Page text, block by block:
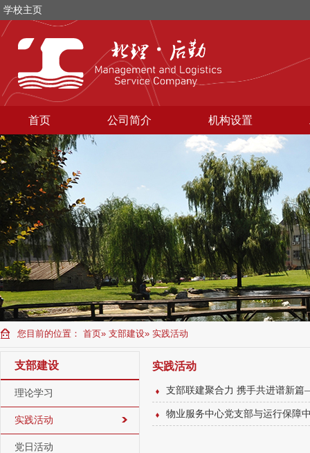
学校主页
首页 公司简介 机构设置
您目前的位置： 首页» 支部建设» 实践活动
支部建设
理论学习
实践活动
党日活动
实践活动
支部联建聚合力 携手共进谱新
物业服务中心党支部与运行保障